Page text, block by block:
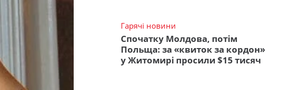
Гарячі новини
Спочатку Молдова, потім
Польща: за «квиток за кордон»
у Житомирі просили $15 тисяч